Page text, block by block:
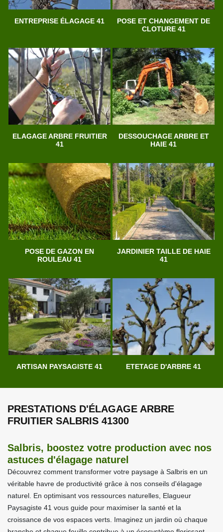
ENTREPRISE ÉLAGAGE 41
POSE ET CHANGEMENT DE
CLOTURE 41
ELAGAGE ARBRE FRUITIER
41
DESSOUCHAGE ARBRE ET
HAIE 41
POSE DE GAZON EN
ROULEAU 41
JARDINIER TAILLE DE HAIE
41
ARTISAN PAYSAGISTE 41 ETETAGE D'ARBRE 41
PRESTATIONS D'ÉLAGAGE ARBRE
FRUITIER SALBRIS 41300
Salbris, boostez votre production avec nos
astuces d'élagage naturel
Découvrez comment transformer votre paysage à Salbris en un
véritable havre de productivité grâce à nos conseils d'élagage
naturel. En optimisant vos ressources naturelles, Elagueur
Paysagiste 41 vous guide pour maximiser la santé et la
croissance de vos espaces verts. Imaginez un jardin où chaque